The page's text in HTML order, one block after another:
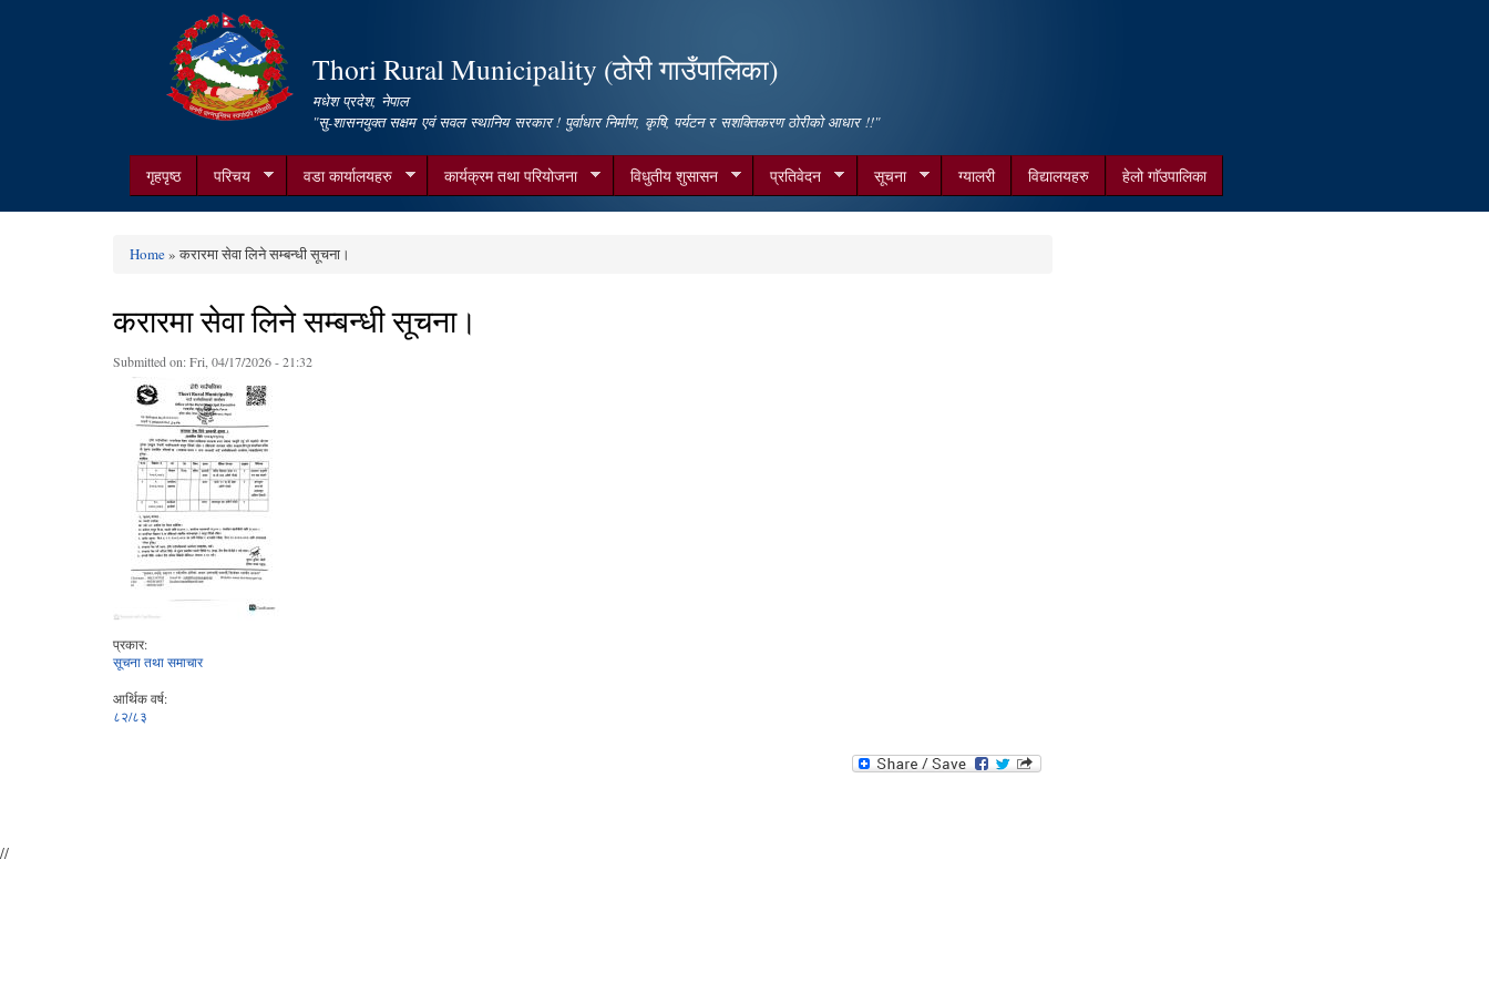
content
Thori Rural Municipality (ठोरी गाउँपालिका)
मधेश प्रदेश, नेपाल
"सु-शासनयुक्त सक्षम एवं सवल स्थानिय सरकार ! पुर्वाधार निर्माण, कृषि, पर्यटन र सशक्तिकरण ठोरीको आधार !!"
गृहपृष्ठ परिचय वडा कार्यालयहरु कार्यक्रम तथा परियोजना विधुतीय शुसासन प्रतिवेदन सूचना ग्यालरी विद्यालयहरु हेलो गाॅउपालिका
Home» करारमा सेवा लिने सम्बन्धी सूचना।
करारमा सेवा लिने सम्बन्धी सूचना।
Submitted on:Fri, 04/17/2026 - 21:32
प्रकार:
सूचना तथा समाचार
आर्थिक वर्ष:
८२/८३
//